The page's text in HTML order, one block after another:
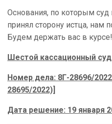
Основания, по которым суд
принял сторону истца, нам
Будем держать вас в курсе!
Шестой кассационный
Номер дела: 8Г-28696/
28695/2022)]
Дата решение: 19 января